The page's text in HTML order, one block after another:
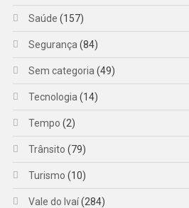
Saúde (157)
Segurança (84)
Sem categoria (49)
Tecnologia (14)
Tempo (2)
Trânsito (79)
Turismo (10)
Vale do Ivaí(284)